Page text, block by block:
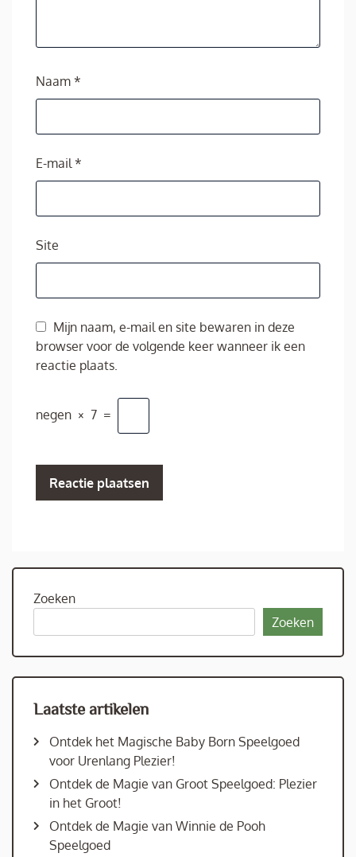
Naam *
E-mail*
Site
Mijn naam, e-mail en site bewaren in deze
browser voor de volgende keer wanneer ik een
reactie plaats.
negen × 7 =
Zoeken
Zoeken
Laatste artikelen
Ontdek het Magische Baby Born Speelgoed
voor Urenlang Plezier!
Ontdek de Magie van Groot Speelgoed: Plezier
in het Groot!
Ontdek de Magie van Winnie de Pooh
Speelgoed